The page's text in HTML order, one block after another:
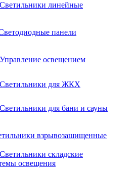
Светильники линейные
панели
Управление освещением
Светильники для ЖКХ
Светильники для бани и сауны
взрывозащищенные
Светильники складские
освещения